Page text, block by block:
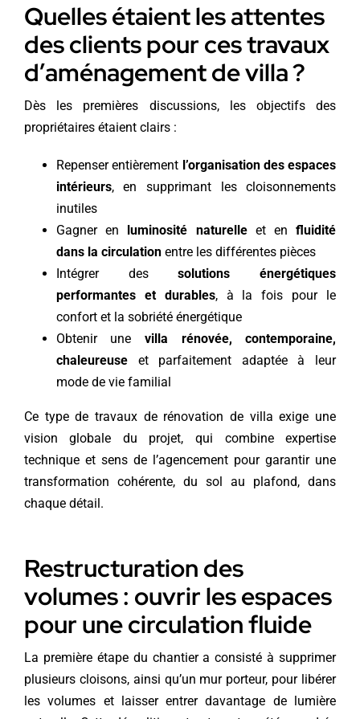
Quelles étaient les attentes
des clients pour ces travaux
d’aménagement de villa ?
Dès les premières discussions, les objectifs des
propriétaires étaient clairs :
Repenser entièrement l’organisation des espaces
intérieurs, en supprimant les cloisonnements
inutiles
Gagner en
luminosité naturelleet enfluidité
dans la circulationentre les différentes pièces
Intégrer dessolutions énergétiques
performantes et durables, à la fois pour le
confort et la sobriété énergétique
Obtenir une villa rénovée, contemporaine,
chaleureuseet parfaitement adaptée à leur
mode de vie familial
Ce type de travaux de rénovation de villa exige une
vision globale du projet, qui combine expertise
technique et sens de l’agencement pour garantir une
transformation cohérente, du sol au plafond, dans
chaque détail.
Restructuration des
volumes : ouvrir les espaces
pour une circulation fluide
La première étape du chantier a consisté à supprimer
plusieurs cloisons, ainsi qu’un mur porteur, pour libérer
les volumes et laisser entrer davantage de lumière